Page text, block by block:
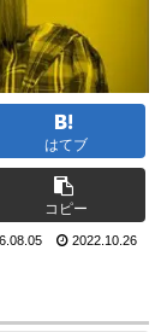
はてブ
コピー
2022.10.26